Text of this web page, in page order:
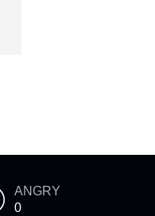
0
ANGRY